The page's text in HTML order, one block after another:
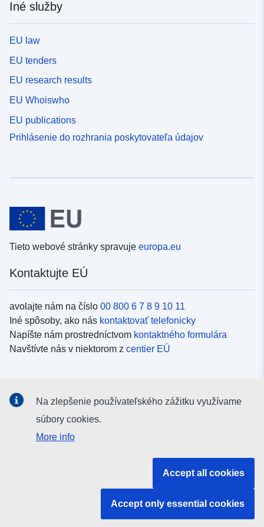
Iné služby
EU law
EU tenders
EU research results
EU Whoiswho
EU publications
Prihlásenie do rozhrania poskytovateľa údajov
Tieto webové stránky spravuje europa.eu
Kontaktujte EÚ
avolajte nám na číslo 00 800 6 7 8 9 10 11
Iné spôsoby, ako nás kontaktovať telefonicky
Napíšte nám prostredníctvom kontaktného formulára
Navštívte nás v niektorom z centier EÚ
Kanály EÚ nasociálnych médiách
Na zlepšenie používateľského zážitku využívame
súbory cookies.
More info
Accept all cookies
Accept only essential cookies